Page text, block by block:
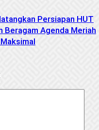
Persiapan HUT
Beragam Agenda Meriah